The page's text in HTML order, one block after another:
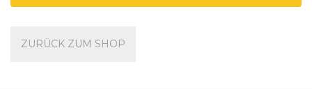
ZURÜCK ZUM SHOP